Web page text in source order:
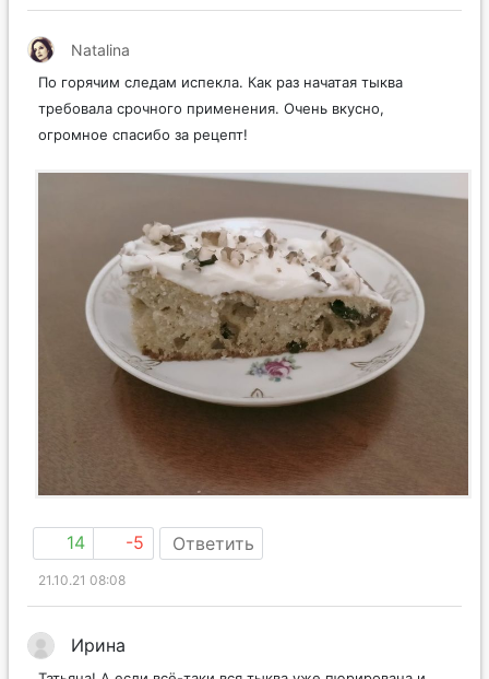
Natalina
По горячим следам испекла. Как раз начатая тыква
требовала срочного применения. Очень вкусно,
огромное спасибо за рецепт!
14 -5 Ответить
21.10.21 08:08
Ирина